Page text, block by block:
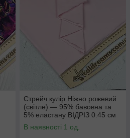
Стрейч кулір Ніжно рожевий
(світле) — 95% бавовна та
5% еластану ВІДРІЗ 0.45 см
В наявності 1 од.